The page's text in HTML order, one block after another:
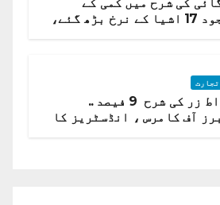
باوجود 17 اشیا کے نرخ بڑھ گئے،
افراط زر کی شرح 9 فیصد ..
آف کامرس ، انڈسٹریز کا